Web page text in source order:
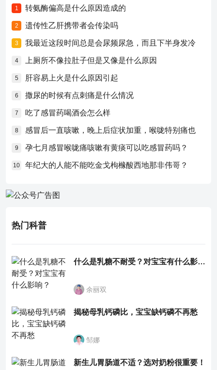
1 转氨酶偏高是什么原因造成的
2 遗传性乙肝携带者会传染吗
3 我最近这段时间总是会尿频尿急，而且下半身发冷
4 上厕所不像拉肚子但是又像是什么原因
5 肝容易上火是什么原因引起
6 撒尿的时候有点刺痛是什么情况
7 吃了感冒药喝酒会怎么样
8 感冒后一直咳嗽，晚上后症状加重，喉咙特别痛也
9 孕七月感冒喉咙痛咳嗽有黄痰可以吃感冒药吗？
10 年纪大的人能不能吃金戈枸橼酸西地那非伟哥？
热门科普
什么是乳糖不耐受？对宝宝有什么影响？
余丽双
揭秘母乳钙磷比，宝宝缺钙磷不再愁
邹娜
新生儿胃肠道不适？选对奶粉很重要！